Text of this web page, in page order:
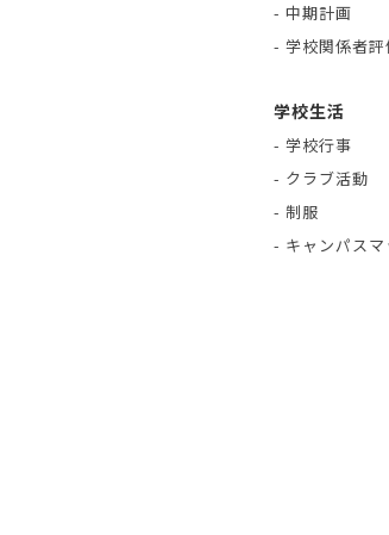
- 中期計画
- 学校関係者評
学校生活
- 学校行事
- クラブ活動
- 制服
- キャンパスマ